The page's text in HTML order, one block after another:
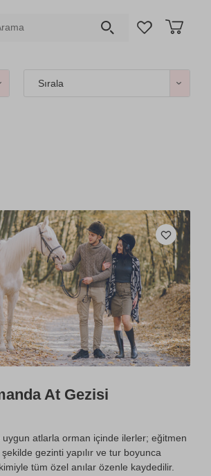
Sırala
At Gezisi
uygun atlarla orman içinde ilerler; eğitmen
gezinti yapılır ve tur boyunca
tüm özel anılar özenle kaydedilir.